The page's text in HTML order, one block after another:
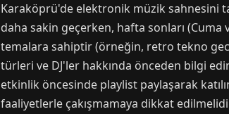
Karaköprü'de elektronik müzik sahnesini
daha sakin geçerken, hafta sonları
temalara sahiptir (örneğin, retro tekno
türleri ve DJ'ler hakkında önceden bilgi
etkinlik öncesinde playlist paylaşarak
faaliyetlerle çakışmamaya dikkat